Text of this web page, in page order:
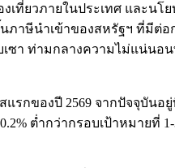
ที่ยวภายในประเทศ และนโย
ภาษีนำเข้าของสหรัฐฯ ที่มีต่อ
ซา ท่ามกลางความไม่แน่นอ
รกของปี 2569 จากปัจจุบันอยู่
ต่ำกว่ากรอบเป้าหมายที่